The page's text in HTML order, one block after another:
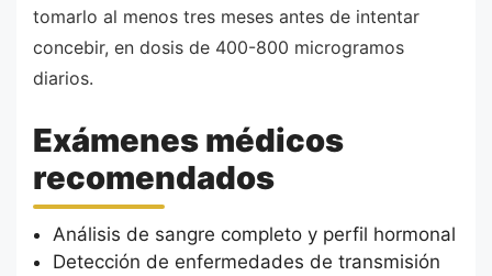
tomarlo al menos tres meses antes de intentar
concebir, en dosis de 400-800 microgramos
diarios.
Exámenes médicos
recomendados
Análisis de sangre completo y perfil hormonal
Detección de enfermedades de transmisión